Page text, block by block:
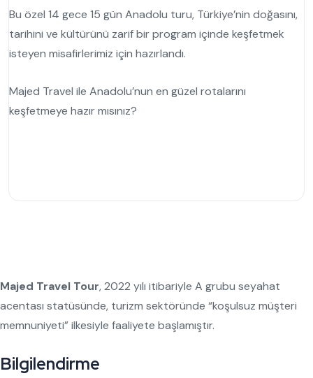
Bu özel 14 gece 15 gün Anadolu turu, Türkiye’nin doğasını,
tarihini ve kültürünü zarif bir program içinde keşfetmek
isteyen misafirlerimiz için hazırlandı.
Majed Travel ile Anadolu’nun en güzel rotalarını
keşfetmeye hazır mısınız?
Majed Travel Tour, 2022 yılı itibariyle A grubu seyahat
acentası statüsünde, turizm sektöründe “koşulsuz müşteri
memnuniyeti” ilkesiyle faaliyete başlamıştır.
Bilgilendirme